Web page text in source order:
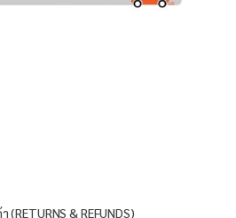
& REFUNDS)